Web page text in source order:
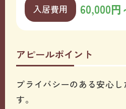
入居費用 60,000円
アピールポイント
プライバシーのある安心
す。